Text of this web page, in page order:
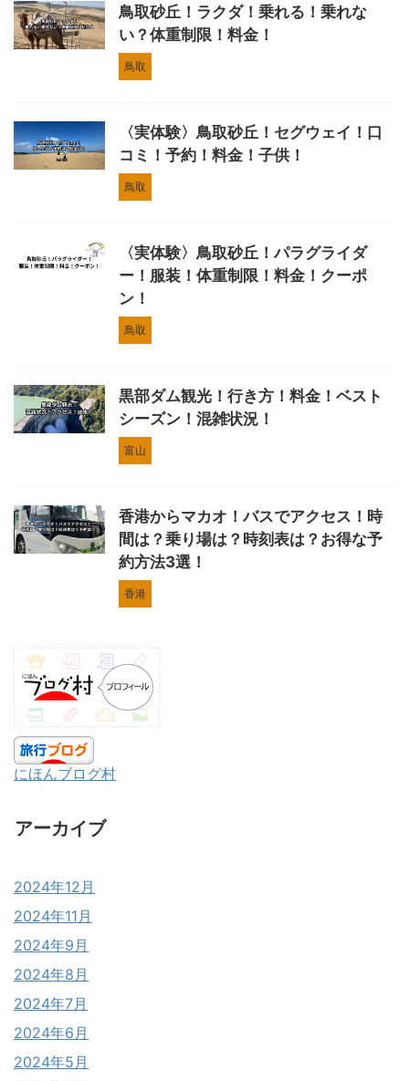
鳥取砂丘！ラクダ！乗れる！乗れな
い？体重制限！料金！
鳥取
〈実体験〉鳥取砂丘！セグウェイ！口
コミ！予約！料金！子供！
鳥取
〈実体験〉鳥取砂丘！パラグライダ
ー！服装！体重制限！料金！クーポ
ン！
鳥取
黒部ダム観光！行き方！料金！ベスト
シーズン！混雑状況！
富山
香港からマカオ！バスでアクセス！時
間は？乗り場は？時刻表は？お得な予
約方法3選！
香港
にほんブログ村
アーカイブ
2024年12月
2024年11月
2024年9月
2024年8月
2024年7月
2024年6月
2024年5月